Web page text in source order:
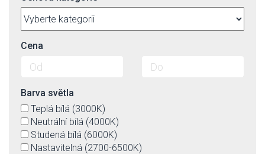
Cena
Barva světla
Teplá bílá (3000K)
Neutrální bílá (4000K)
Studená bílá (6000K)
Nastavitelná (2700-6500K)